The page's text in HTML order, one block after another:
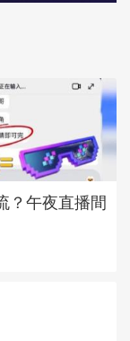
？午夜直播間